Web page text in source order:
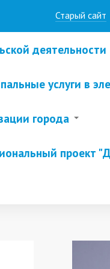
Старый сайт
деятельности
услуги в
города
проект